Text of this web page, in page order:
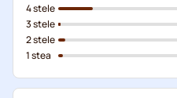
4 stele
3 stele
2 stele
1 stea